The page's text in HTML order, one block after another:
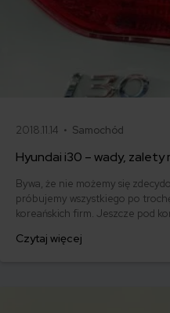
2018.11.14 • Samochód
Hyundai i30 – wady,
Bywa, że nie możemy się
próbujemy wszystkiego po
koreańskich firm. Jeszcze pod
mikrofalówek poprzez koparki,
Czytaj więcej